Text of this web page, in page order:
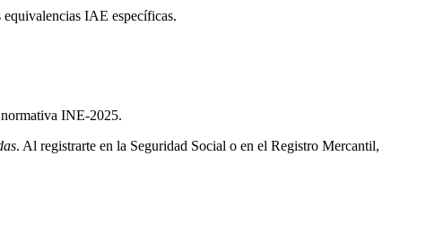
IAE específicas.
INE-2025.
. Al registrarte en la Seguridad Social o en el Registro Mercantil,